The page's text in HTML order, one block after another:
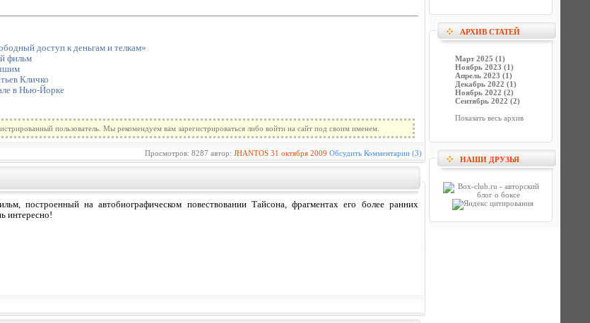
доступ к деньгам и телкам»
фильм
Кличко
в Нью-Йорке
пользователь. Мы рекомендуем вам зарегистрироваться либо войти на сайт под своим именем.
Просмотров: 8287 автор: JHANTOS 31 октября 2009 Обсудить Комментарии (3)
построенный на автобиографическом повествовании Тайсона, фрагментах его более ранних
интересно!
АРХИВ СТАТЕЙ
Март 2025 (1)
Ноябрь 2023 (1)
Апрель 2023 (1)
Декабрь 2022 (1)
Ноябрь 2022 (2)
Сентябрь 2022 (2)
Показать весь архив
НАШИ ДРУЗЬЯ